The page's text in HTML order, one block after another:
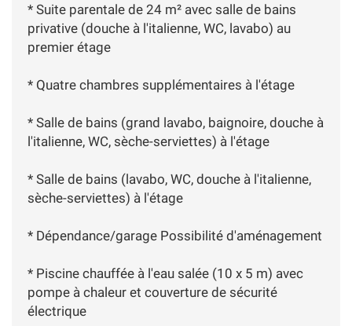
* Suite parentale de 24 m² avec salle de bains
privative (douche à l'italienne, WC, lavabo) au
premier étage
* Quatre chambres supplémentaires à l'étage
* Salle de bains (grand lavabo, baignoire, douche à
l'italienne, WC, sèche-serviettes) à l'étage
* Salle de bains (lavabo, WC, douche à l'italienne,
sèche-serviettes) à l'étage
* Dépendance/garage Possibilité d'aménagement
* Piscine chauffée à l'eau salée (10 x 5 m) avec
pompe à chaleur et couverture de sécurité
électrique